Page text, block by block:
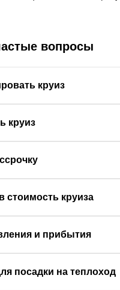
вопросы
круиз
круиз
стоимость круиза
и прибытия
посадки на теплоход